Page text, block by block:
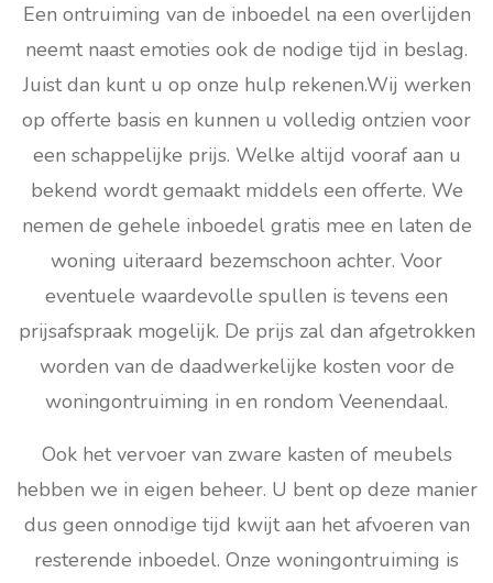
Een ontruiming van de inboedel na een overlijden
neemt naast emoties ook de nodige tijd in beslag.
Juist dan kunt u op onze hulp rekenen.Wij werken
op offerte basis en kunnen u volledig ontzien voor
een schappelijke prijs. Welke altijd vooraf aan u
bekend wordt gemaakt middels een offerte. We
nemen de gehele inboedel gratis mee en laten de
woning uiteraard bezemschoon achter. Voor
eventuele waardevolle spullen is tevens een
prijsafspraak mogelijk. De prijs zal dan afgetrokken
worden van de daadwerkelijke kosten voor de
woningontruiming in en rondom Veenendaal.
Ook het vervoer van zware kasten of meubels
hebben we in eigen beheer. U bent op deze manier
dus geen onnodige tijd kwijt aan het afvoeren van
resterende inboedel. Onze woningontruiming is